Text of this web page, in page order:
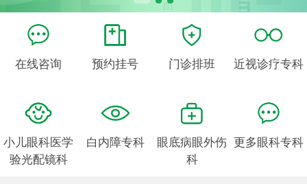
在线咨询 预约挂号 门诊排班 近视诊疗专科
小儿眼科医学
验光配镜科
白内障专科
眼底病眼外伤
科
更多眼科专科